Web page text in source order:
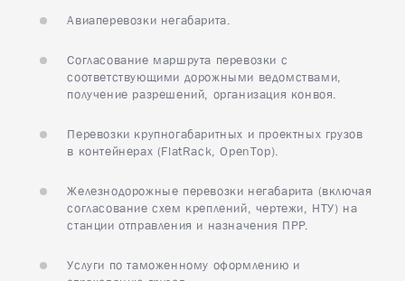
Авиаперевозки негабарита.
Согласование маршрута перевозки с
соответствующими дорожными ведомствами,
получение разрешений, организация конвоя.
Перевозки крупногабаритных и проектных грузов
в контейнерах (FlatRack, OpenTop).
Железнодорожные перевозки негабарита (включая
согласование схем креплений, чертежи, НТУ) на
станции отправления и назначения ПРР.
Услуги по таможенному оформлению и